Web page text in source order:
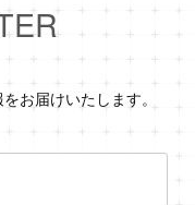
お届けいたします。